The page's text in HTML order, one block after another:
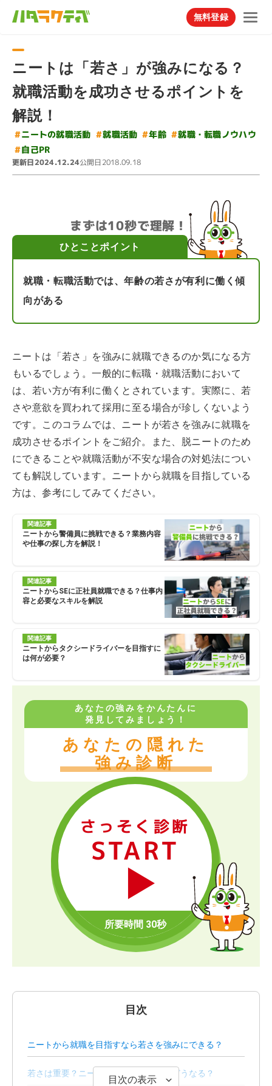
無料登録
ニートは「若さ」が強みになる？
就職活動を成功させるポイントを
解説！
#ニートの就職活動 #就職活動 #年齢 #就職・転職ノウハウ
#自己PR
更新日2024.12.24公開日2018.09.18
まずは10秒で理解！
ひとことポイント
就職・転職活動では、年齢の若さが有利に働く傾
向がある
ニートは「若さ」を強みに就職できるのか気になる方
もいるでしょう。一般的に転職・就職活動において
は、若い方が有利に働くとされています。実際に、若
さや意欲を買われて採用に至る場合が珍しくないよう
です。このコラムでは、ニートが若さを強みに就職を
成功させるポイントをご紹介。また、脱ニートのため
にできることや就職活動が不安な場合の対処法につい
ても解説しています。ニートから就職を目指している
方は、参考にしてみてください。
関連記事
ニートから警備員に挑戦できる？業務内容
や仕事の探し方を解説！
関連記事
ニートからSEに正社員就職できる？仕事内
容と必要なスキルを解説
関連記事
ニートからタクシードライバーを目指すに
は何が必要？
あなたの強みをかんたんに
発見してみましょう！
あなたの隠れた
強み診断
さっそく診断
START
目次
ニートから就職を目指すなら若さを強みにできる？
若さは重要？ニートを続けたままだとどうなる？
目次の表示